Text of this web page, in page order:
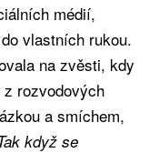
médií,
vlastních rukou.
na zvěsti, kdy
rozvodových
a smíchem,
když se